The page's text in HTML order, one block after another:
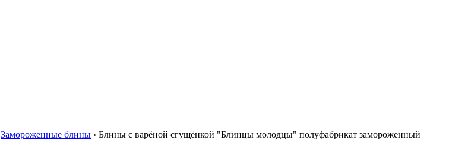
Замороженные блины › Блины с варёной сгущёнкой "Блинцы молодцы" полуфабрикат замороженный